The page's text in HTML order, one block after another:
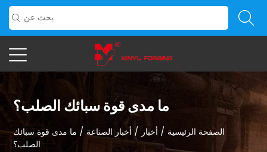
ما مدى قوة سبائك الصلب؟
الصفحة الرئيسية / أخبار / أخبار الصناعة/ ما مدى قوة سبائك
الصلب؟